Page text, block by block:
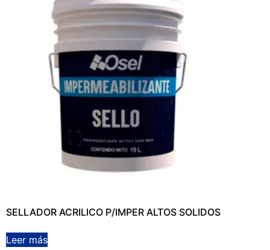
SELLADOR ACRILICO P/IMPER ALTOS SOLIDOS
Leer más